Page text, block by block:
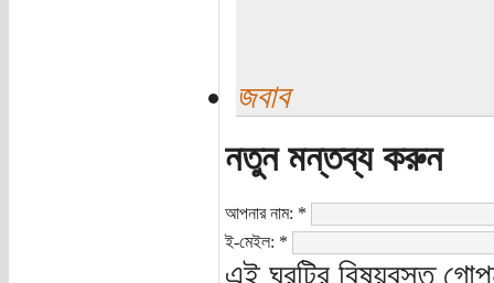
জবাব
নতুন মন্তব্য করুন
আপনার নাম: *
ই-মেইল: *
এই ঘরটির বিষয়বস্তু